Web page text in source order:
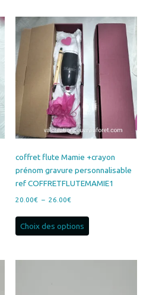
coffret flute Mamie +crayon
prénom gravure personnalisable
ref COFFRETFLUTEMAMIE1
20.00€ – 26.00€Plage
prix :
20.00€
Choix des options
Ce